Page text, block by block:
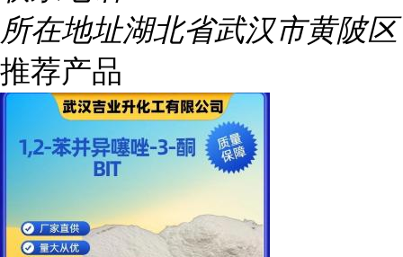
所在地址湖北省武汉市黄陂区
推荐产品